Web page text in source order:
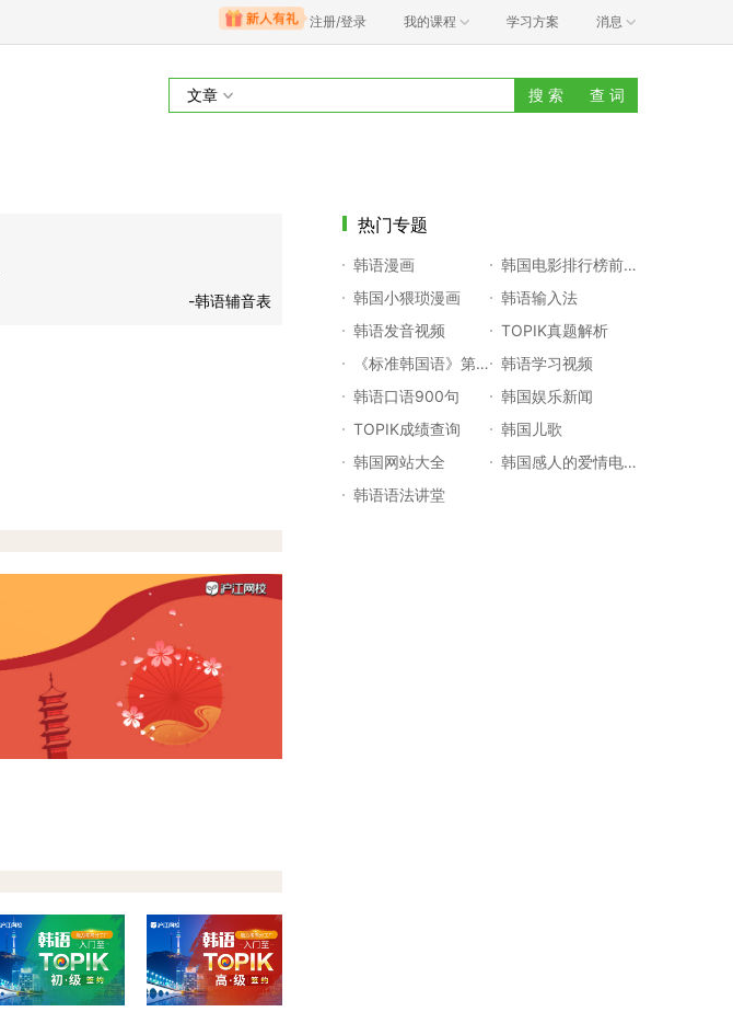
注册/登录 我的课程 学习方案 消息
文章 搜 索 查 词
-韩语辅音表
热门专题
韩语漫画
韩国电影排行榜前十名
韩国小猥琐漫画
韩语输入法
韩语发音视频
TOPIK真题解析
《标准韩国语》第一册
韩语学习视频
韩语口语900句
韩国娱乐新闻
TOPIK成绩查询
韩国儿歌
韩国网站大全
韩国感人的爱情电影
韩语语法讲堂